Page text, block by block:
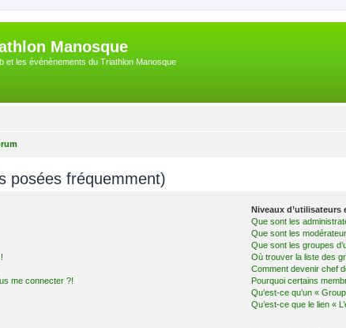
Manosque
et les événènements du Triathlon Manosque
posées fréquemment)
me connecter ?!
Niveaux d’utilisateurs
Que sont les
Que sont les
Que sont les groupes
Où trouver la liste des
Comment devenir chef
Pourquoi certains
Qu’est-ce qu’un «
Qu’est-ce que le lien «